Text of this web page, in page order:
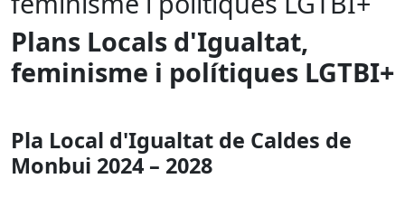
Plans Locals d'Igualtat,
feminisme i polítiques LGTBI+
Pla Local d'Igualtat de Caldes de
Monbui 2024 – 2028